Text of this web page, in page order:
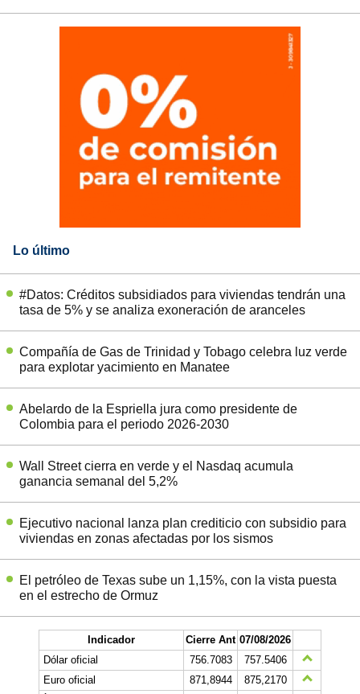
Lo último
#Datos: Créditos subsidiados para viviendas tendrán una
tasa de 5% y se analiza exoneración de aranceles
Compañía de Gas de Trinidad y Tobago celebra luz verde
para explotar yacimiento en Manatee
Abelardo de la Espriella jura como presidente de
Colombia para el periodo 2026-2030
Wall Street cierra en verde y el Nasdaq acumula
ganancia semanal del 5,2%
Ejecutivo nacional lanza plan crediticio con subsidio para
viviendas en zonas afectadas por los sismos
El petróleo de Texas sube un 1,15%, con la vista puesta
en el estrecho de Ormuz
Indicador Cierre Ant 07/08/2026
Dólar oficial
756.7083
757.5406
Euro oficial
871,8944
875,2170